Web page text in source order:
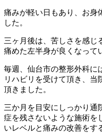
痛みが軽い日もあり、お身
した。
三ヶ月後は、苦しさを感じ
痛めた左半身が良くなって
毎週、仙台市の整形外科に
リハビリを受けて頂き、当
頂きました。
三か月を目安にしっかり通
症を残さないような施術を
いレベルと痛みの改善をす